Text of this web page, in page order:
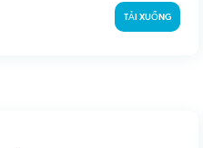
TẢI XUỐNG